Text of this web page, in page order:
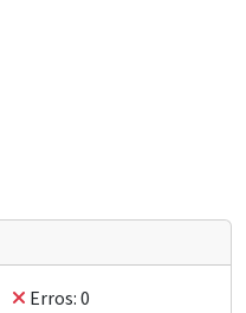
Erros: 0